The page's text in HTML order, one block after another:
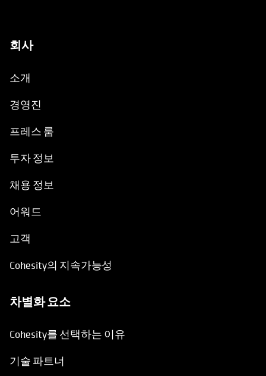
회사
소개
경영진
프레스 룸
투자 정보
채용 정보
어워드
고객
Cohesity의 지속가능성
차별화 요소
Cohesity를 선택하는 이유
기술 파트너